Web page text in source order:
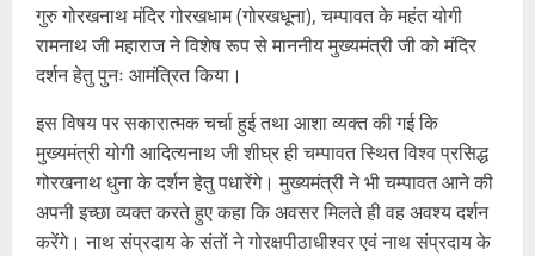
गुरु गोरखनाथ मंदिर गोरखधाम (गोरखधूना), चम्पावत के महंत योगी
रामनाथ जी महाराज ने विशेष रूप से माननीय मुख्यमंत्री जी को मंदिर
दर्शन हेतु पुनः आमंत्रित किया।
इस विषय पर सकारात्मक चर्चा हुई तथा आशा व्यक्त की गई कि
मुख्यमंत्री योगी आदित्यनाथ जी शीघ्र ही चम्पावत स्थित विश्व प्रसिद्ध
गोरखनाथ धुना के दर्शन हेतु पधारेंगे। मुख्यमंत्री ने भी चम्पावत आने की
अपनी इच्छा व्यक्त करते हुए कहा कि अवसर मिलते ही वह अवश्य दर्शन
करेंगे। नाथ संप्रदाय के संतों ने गोरक्षपीठाधीश्वर एवं नाथ संप्रदाय के